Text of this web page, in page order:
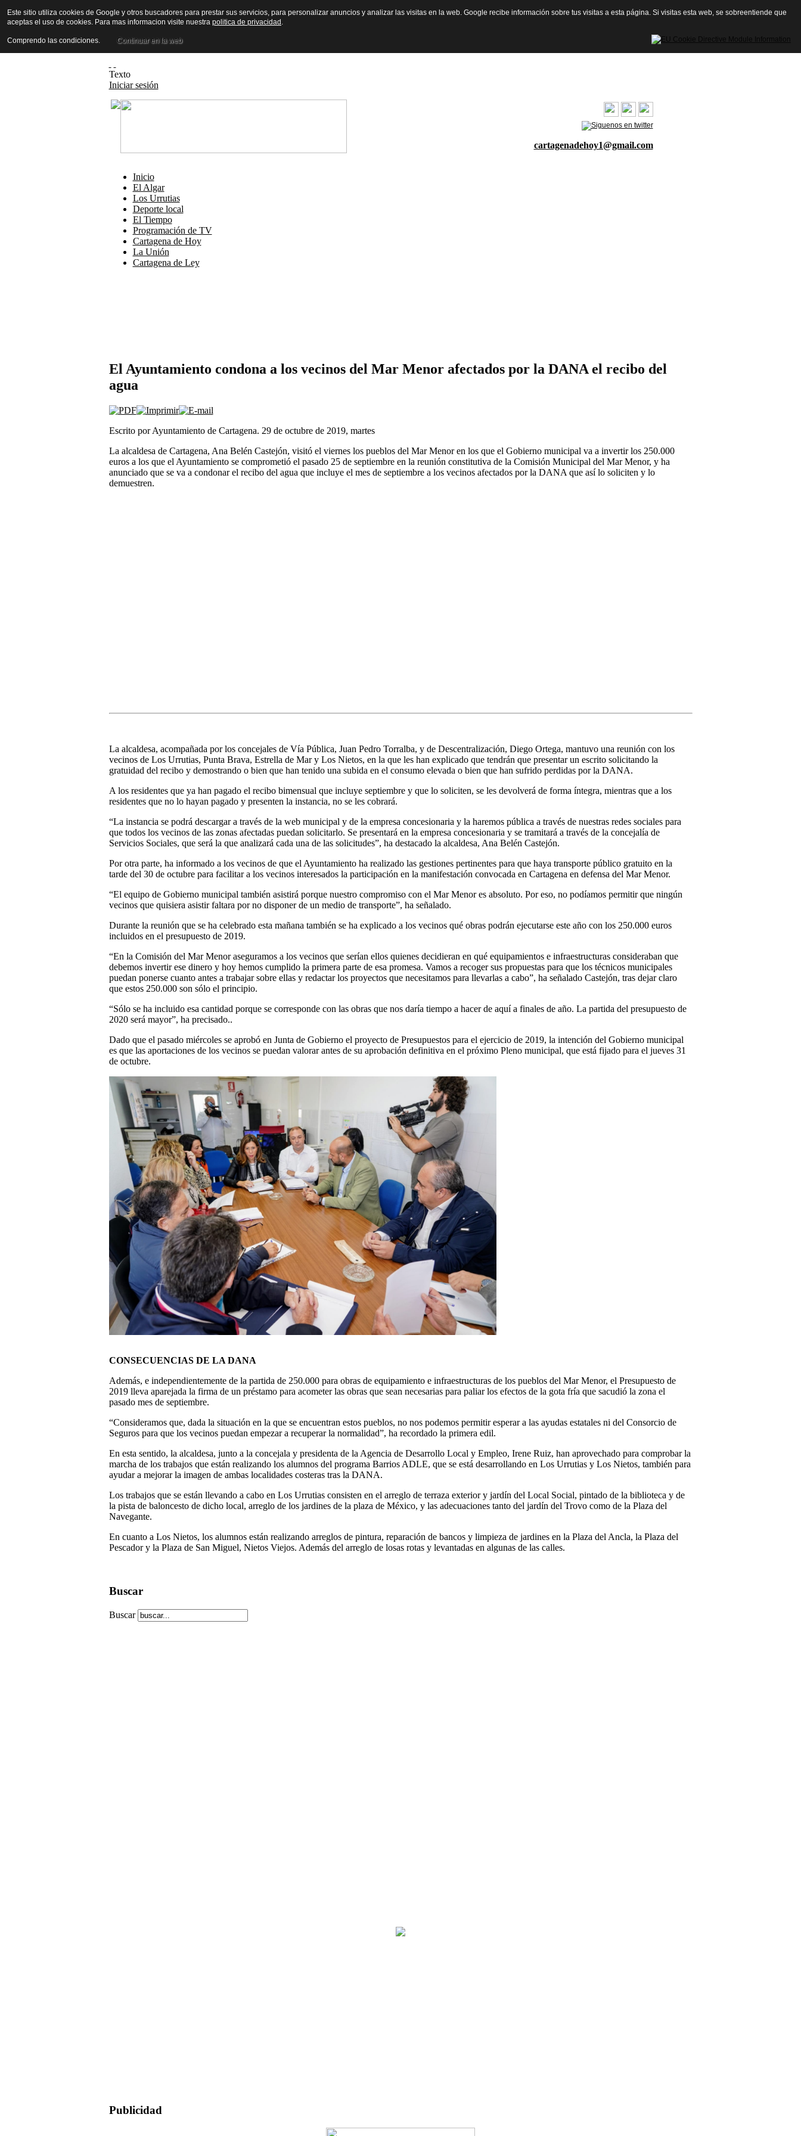
Texto
Iniciar sesión
cartagenadehoy1@gmail.com
Inicio
El Algar
Los Urrutias
Deporte local
El Tiempo
Programación de TV
Cartagena de Hoy
La Unión
Cartagena de Ley
El Ayuntamiento condona a los vecinos del Mar Menor afectados por la DANA el recibo del
agua
Escrito por Ayuntamiento de Cartagena. 29 de octubre de 2019, martes
La alcaldesa de Cartagena, Ana Belén Castejón, visitó el viernes los pueblos del Mar Menor en los que el Gobierno municipal va a invertir los 250.000
euros a los que el Ayuntamiento se comprometió el pasado 25 de septiembre en la reunión constitutiva de la Comisión Municipal del Mar Menor, y ha
anunciado que se va a condonar el recibo del agua que incluye el mes de septiembre a los vecinos afectados por la DANA que así lo soliciten y lo
demuestren.
La alcaldesa, acompañada por los concejales de Vía Pública, Juan Pedro Torralba, y de Descentralización, Diego Ortega, mantuvo una reunión con los
vecinos de Los Urrutias, Punta Brava, Estrella de Mar y Los Nietos, en la que les han explicado que tendrán que presentar un escrito solicitando la
gratuidad del recibo y demostrando o bien que han tenido una subida en el consumo elevada o bien que han sufrido perdidas por la DANA.
A los residentes que ya han pagado el recibo bimensual que incluye septiembre y que lo soliciten, se les devolverá de forma íntegra, mientras que a los
residentes que no lo hayan pagado y presenten la instancia, no se les cobrará.
“La instancia se podrá descargar a través de la web municipal y de la empresa concesionaria y la haremos pública a través de nuestras redes sociales para
que todos los vecinos de las zonas afectadas puedan solicitarlo. Se presentará en la empresa concesionaria y se tramitará a través de la concejalía de
Servicios Sociales, que será la que analizará cada una de las solicitudes”, ha destacado la alcaldesa, Ana Belén Castejón.
Por otra parte, ha informado a los vecinos de que el Ayuntamiento ha realizado las gestiones pertinentes para que haya transporte público gratuito en la
tarde del 30 de octubre para facilitar a los vecinos interesados la participación en la manifestación convocada en Cartagena en defensa del Mar Menor.
“El equipo de Gobierno municipal también asistirá porque nuestro compromiso con el Mar Menor es absoluto. Por eso, no podíamos permitir que ningún
vecinos que quisiera asistir faltara por no disponer de un medio de transporte”, ha señalado.
Durante la reunión que se ha celebrado esta mañana también se ha explicado a los vecinos qué obras podrán ejecutarse este año con los 250.000 euros
incluidos en el presupuesto de 2019.
“En la Comisión del Mar Menor aseguramos a los vecinos que serían ellos quienes decidieran en qué equipamientos e infraestructuras consideraban que
debemos invertir ese dinero y hoy hemos cumplido la primera parte de esa promesa. Vamos a recoger sus propuestas para que los técnicos municipales
puedan ponerse cuanto antes a trabajar sobre ellas y redactar los proyectos que necesitamos para llevarlas a cabo”, ha señalado Castejón, tras dejar claro
que estos 250.000 son sólo el principio.
“Sólo se ha incluido esa cantidad porque se corresponde con las obras que nos daría tiempo a hacer de aquí a finales de año. La partida del presupuesto de
2020 será mayor”, ha precisado..
Dado que el pasado miércoles se aprobó en Junta de Gobierno el proyecto de Presupuestos para el ejercicio de 2019, la intención del Gobierno municipal
es que las aportaciones de los vecinos se puedan valorar antes de su aprobación definitiva en el próximo Pleno municipal, que está fijado para el jueves 31
de octubre.
CONSECUENCIAS DE LA DANA
Además, e independientemente de la partida de 250.000 para obras de equipamiento e infraestructuras de los pueblos del Mar Menor, el Presupuesto de
2019 lleva aparejada la firma de un préstamo para acometer las obras que sean necesarias para paliar los efectos de la gota fría que sacudió la zona el
pasado mes de septiembre.
“Consideramos que, dada la situación en la que se encuentran estos pueblos, no nos podemos permitir esperar a las ayudas estatales ni del Consorcio de
Seguros para que los vecinos puedan empezar a recuperar la normalidad”, ha recordado la primera edil.
En esta sentido, la alcaldesa, junto a la concejala y presidenta de la Agencia de Desarrollo Local y Empleo, Irene Ruiz, han aprovechado para comprobar la
marcha de los trabajos que están realizando los alumnos del programa Barrios ADLE, que se está desarrollando en Los Urrutias y Los Nietos, también para
ayudar a mejorar la imagen de ambas localidades costeras tras la DANA.
Los trabajos que se están llevando a cabo en Los Urrutias consisten en el arreglo de terraza exterior y jardín del Local Social, pintado de la biblioteca y de
la pista de baloncesto de dicho local, arreglo de los jardines de la plaza de México, y las adecuaciones tanto del jardín del Trovo como de la Plaza del
Navegante.
En cuanto a Los Nietos, los alumnos están realizando arreglos de pintura, reparación de bancos y limpieza de jardines en la Plaza del Ancla, la Plaza del
Pescador y la Plaza de San Miguel, Nietos Viejos. Además del arreglo de losas rotas y levantadas en algunas de las calles.
Buscar
Buscar
Publicidad
Este sitio utiliza cookies de Google y otros buscadores para prestar sus servicios, para personalizar anuncios y analizar las visitas en la web. Google recibe información sobre tus visitas a esta página. Si visitas esta web, se sobreentiende que
aceptas el uso de cookies. Para mas informacion visite nuestra politica de privacidad .
Comprendo las condiciones. Continuar en la web